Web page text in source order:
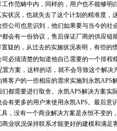
作范畴中内，同样的，用户也不能够明
状况，也就失去了这个计划的精准度，
公司也意识到，他们如果要与当今的社
会有一份协议，售后保证厂商的供应链
疑的，从过去的实施状况表明，有些的
须清楚的知道他自己需要的一个排程
方案，这样的话，就不会导致这个解
客户的一些相应的需求实施到永凯APS
都需要进行取舍。永凯APS解决方案实
有更多的用户来使用永凯APS。最后意
，没有一个商业解决方案是永恒不变的
业状况保持联系才能更好的建模和满足